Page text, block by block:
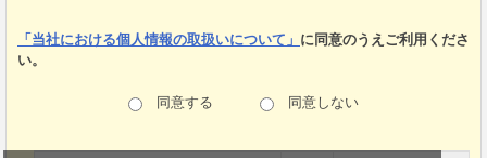
「当社における個人情報の取扱いについて」 に同意のうえご利用くださ
い。
同意する 同意しない